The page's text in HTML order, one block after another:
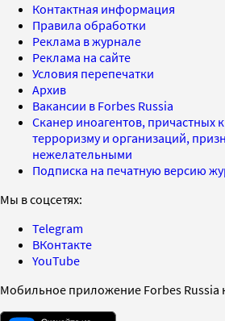
Контактная информация
Правила обработки
Реклама в журнале
Реклама на сайте
Условия перепечатки
Архив
Вакансии в Forbes Russia
Сканер иноагентов, причастных
терроризму и организаций,
нежелательными
Подписка на печатную версию
Мы в соцсетях:
Telegram
ВКонтакте
YouTube
Мобильное приложение Forbes Russia